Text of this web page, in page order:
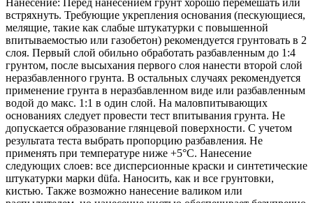
встряхнуть. Требующие укрепления основания (пескующиеся,
мелящие, такие как слабые штукатурки с повышенной
впитываемостью или газобетон) рекомендуется грунтовать в 2
слоя. Первый слой обильно обработать разбавленным до 1:4
грунтом, после высыхания первого слоя нанести второй слой
неразбавленного грунта. В остальных случаях рекомендуется
применение грунта в неразбавленном виде или разбавленным
водой до макс. 1:1 в один слой. На маловпитывающих
основаниях следует провести тест впитывания грунта. Не
допускается образование глянцевой поверхности. С учетом
результата теста выбрать пропорцию разбавления. Не
применять при температуре ниже +5°С. Нанесение
следующих слоев: все дисперсионные краски и синтетические
штукатурки марки düfa. Наносить, как и все грунтовки,
кистью. Также возможно нанесение валиком или